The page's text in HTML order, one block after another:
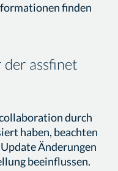
finden
assfinet
durch
haben, beachten
Änderungen
beeinflussen.